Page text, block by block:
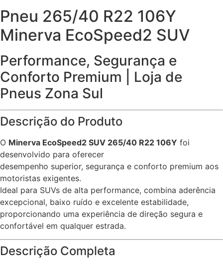
Pneu 265/40 R22 106Y
Minerva EcoSpeed2 SUV
Performance, Segurança e
Conforto Premium | Loja de
Pneus Zona Sul
Descrição do Produto
O Minerva EcoSpeed2 SUV 265/40 R22 106Y foi
desenvolvido para oferecer
desempenho superior, segurança e conforto premium aos
motoristas exigentes.
Ideal para SUVs de alta performance, combina aderência
excepcional, baixo ruído e excelente estabilidade,
proporcionando uma experiência de direção segura e
confortável em qualquer estrada.
Descrição Completa